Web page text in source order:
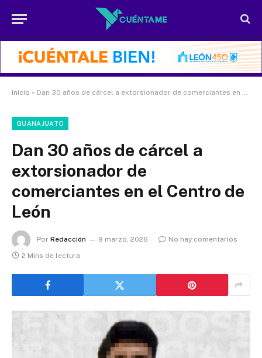
Inicio » Dan 30 años de cárcel a extorsionador de comerciantes en el Centro de León
GUANAJUATO
Dan 30 años de cárcel a
extorsionador de
comerciantes en el Centro de
León
Por Redacción 9 marzo, 2026
No hay comentarios
2 Mins de lectura